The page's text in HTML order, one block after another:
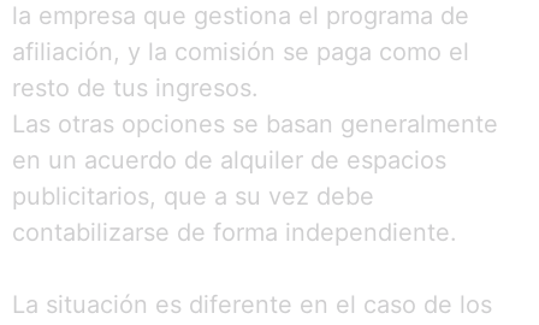
la empresa que gestiona el programa de
afiliación, y la comisión se paga como el
resto de tus ingresos.
Las otras opciones se basan generalmente
en un acuerdo de alquiler de espacios
publicitarios, que a su vez debe
contabilizarse de forma independiente.
La situación es diferente en el caso de los